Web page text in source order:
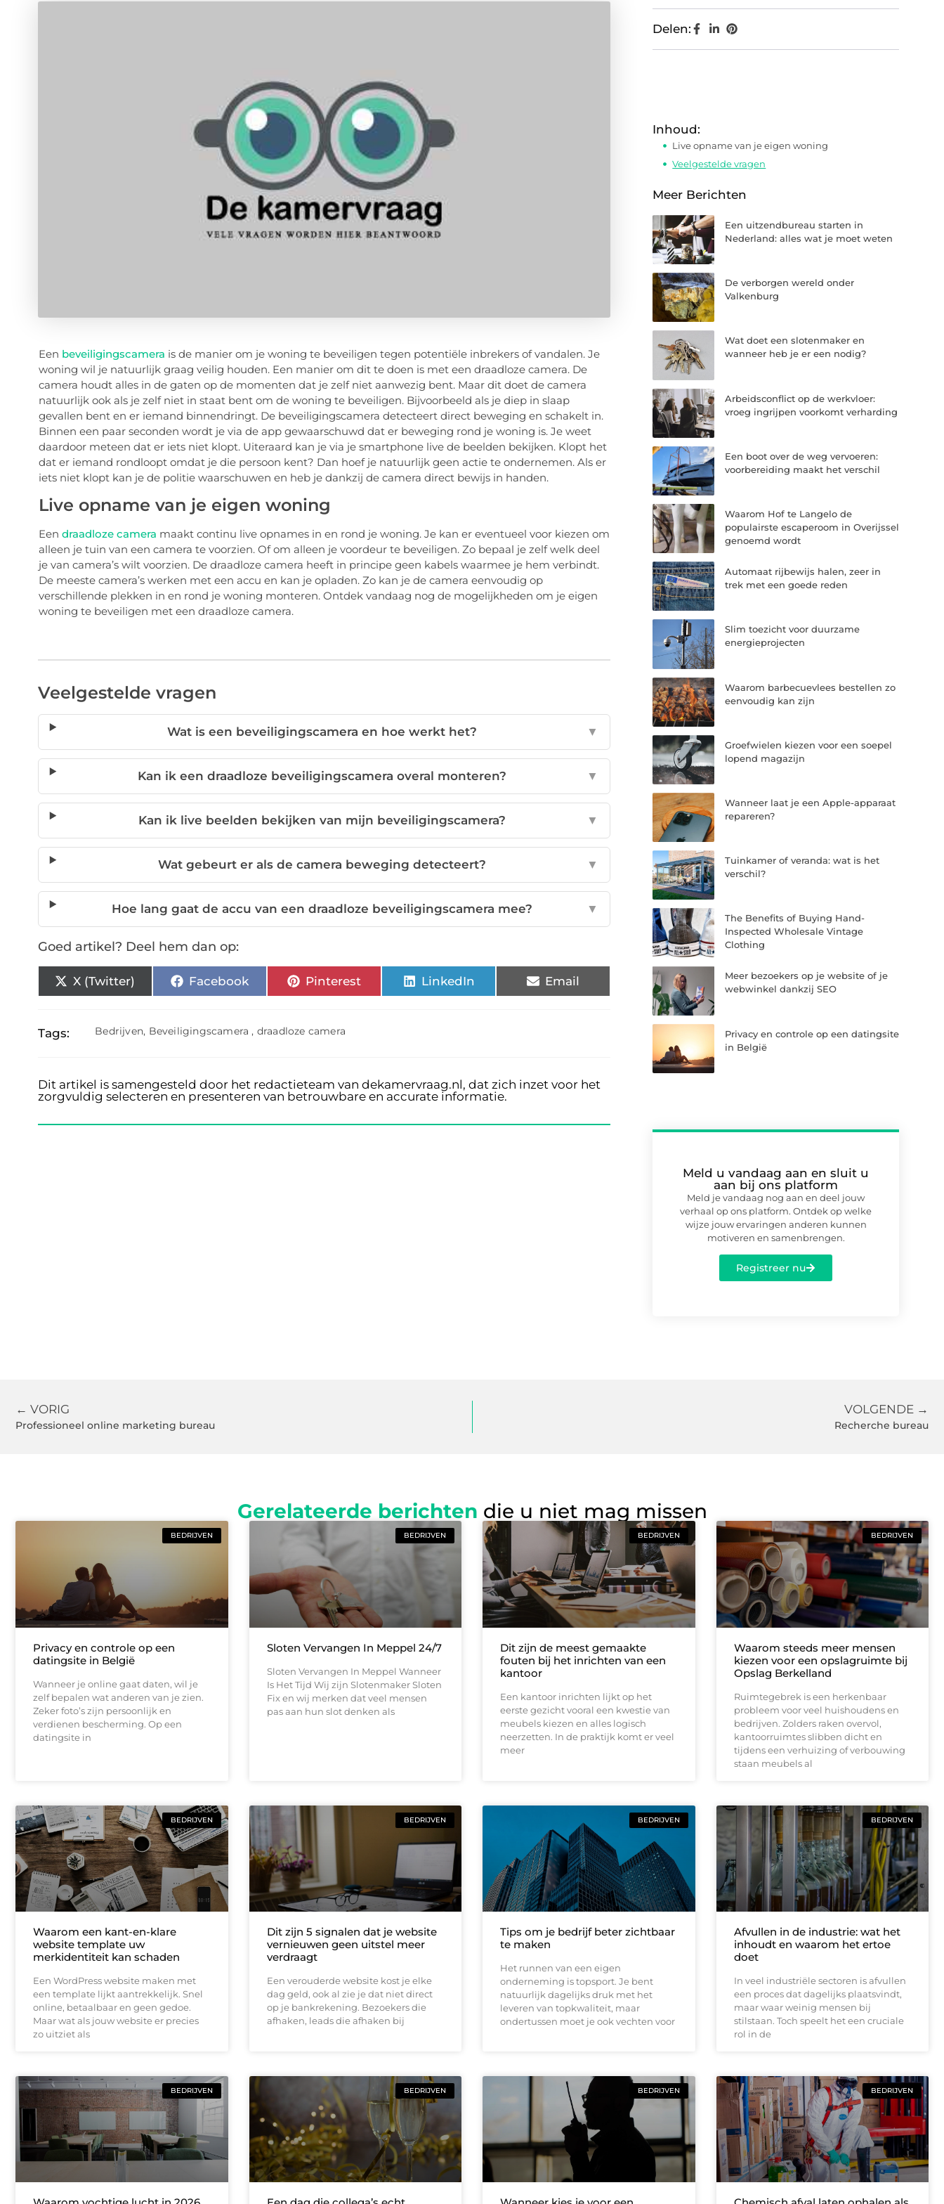
Een beveiligingscamera is de manier om je woning te beveiligen tegen potentiële inbrekers of vandalen. Je
woning wil je natuurlijk graag veilig houden. Een manier om dit te doen is met een draadloze camera. De
camera houdt alles in de gaten op de momenten dat je zelf niet aanwezig bent. Maar dit doet de camera
natuurlijk ook als je zelf niet in staat bent om de woning te beveiligen. Bijvoorbeeld als je diep in slaap
gevallen bent en er iemand binnendringt. De beveiligingscamera detecteert direct beweging en schakelt in.
Binnen een paar seconden wordt je via de app gewaarschuwd dat er beweging rond je woning is. Je weet
daardoor meteen dat er iets niet klopt. Uiteraard kan je via je smartphone live de beelden bekijken. Klopt het
dat er iemand rondloopt omdat je die persoon kent? Dan hoef je natuurlijk geen actie te ondernemen. Als er
iets niet klopt kan je de politie waarschuwen en heb je dankzij de camera direct bewijs in handen.
Live opname van je eigen woning
Een draadloze camera maakt continu live opnames in en rond je woning. Je kan er eventueel voor kiezen om
alleen je tuin van een camera te voorzien. Of om alleen je voordeur te beveiligen. Zo bepaal je zelf welk deel
je van camera’s wilt voorzien. De draadloze camera heeft in principe geen kabels waarmee je hem verbindt.
De meeste camera’s werken met een accu en kan je opladen. Zo kan je de camera eenvoudig op
verschillende plekken in en rond je woning monteren. Ontdek vandaag nog de mogelijkheden om je eigen
woning te beveiligen met een draadloze camera.
Veelgestelde vragen
Wat is een beveiligingscamera en hoe werkt het? ▼
Kan ik een draadloze beveiligingscamera overal monteren? ▼
Kan ik live beelden bekijken van mijn beveiligingscamera? ▼
Wat gebeurt er als de camera beweging detecteert? ▼
Hoe lang gaat de accu van een draadloze beveiligingscamera mee? ▼
Goed artikel? Deel hem dan op:
X (Twitter) Facebook Pinterest LinkedIn Email
Tags: Bedrijven, Beveiligingscamera , draadloze camera
Dit artikel is samengesteld door het redactieteam van dekamervraag.nl, dat zich inzet voor het
zorgvuldig selecteren en presenteren van betrouwbare en accurate informatie.
Delen:
Inhoud:
Live opname van je eigen woning
Veelgestelde vragen
Meer Berichten
Een uitzendbureau starten in
Nederland: alles wat je moet weten
De verborgen wereld onder
Valkenburg
Wat doet een slotenmaker en
wanneer heb je er een nodig?
Arbeidsconflict op de werkvloer:
vroeg ingrijpen voorkomt verharding
Een boot over de weg vervoeren:
voorbereiding maakt het verschil
Waarom Hof te Langelo de
populairste escaperoom in Overijssel
genoemd wordt
Automaat rijbewijs halen, zeer in
trek met een goede reden
Slim toezicht voor duurzame
energieprojecten
Waarom barbecuevlees bestellen zo
eenvoudig kan zijn
Groefwielen kiezen voor een soepel
lopend magazijn
Wanneer laat je een Apple-apparaat
repareren?
Tuinkamer of veranda: wat is het
verschil?
The Benefits of Buying Hand-
Inspected Wholesale Vintage
Clothing
Meer bezoekers op je website of je
webwinkel dankzij SEO
Privacy en controle op een datingsite
in België
Meld u vandaag aan en sluit u
aan bij ons platform
Meld je vandaag nog aan en deel jouw
verhaal op ons platform. Ontdek op welke
wijze jouw ervaringen anderen kunnen
motiveren en samenbrengen.
Registreer nu
← VORIG
Professioneel online marketing bureau
VOLGENDE →
Recherche bureau
Gerelateerde berichten die u niet mag missen
BEDRIJVEN
Privacy en controle op een
datingsite in België
Wanneer je online gaat daten, wil je
zelf bepalen wat anderen van je zien.
Zeker foto’s zijn persoonlijk en
verdienen bescherming. Op een
datingsite in
BEDRIJVEN
Sloten Vervangen In Meppel 24/7
Sloten Vervangen In Meppel Wanneer
Is Het Tijd Wij zijn Slotenmaker Sloten
Fix en wij merken dat veel mensen
pas aan hun slot denken als
BEDRIJVEN
Dit zijn de meest gemaakte
fouten bij het inrichten van een
kantoor
Een kantoor inrichten lijkt op het
eerste gezicht vooral een kwestie van
meubels kiezen en alles logisch
neerzetten. In de praktijk komt er veel
meer
BEDRIJVEN
Waarom steeds meer mensen
kiezen voor een opslagruimte bij
Opslag Berkelland
Ruimtegebrek is een herkenbaar
probleem voor veel huishoudens en
bedrijven. Zolders raken overvol,
kantoorruimtes slibben dicht en
tijdens een verhuizing of verbouwing
staan meubels al
BEDRIJVEN
Waarom een kant-en-klare
website template uw
merkidentiteit kan schaden
Een WordPress website maken met
een template lijkt aantrekkelijk. Snel
online, betaalbaar en geen gedoe.
Maar wat als jouw website er precies
zo uitziet als
BEDRIJVEN
Dit zijn 5 signalen dat je website
vernieuwen geen uitstel meer
verdraagt
Een verouderde website kost je elke
dag geld, ook al zie je dat niet direct
op je bankrekening. Bezoekers die
afhaken, leads die afhaken bij
BEDRIJVEN
Tips om je bedrijf beter zichtbaar
te maken
Het runnen van een eigen
onderneming is topsport. Je bent
natuurlijk dagelijks druk met het
leveren van topkwaliteit, maar
ondertussen moet je ook vechten voor
BEDRIJVEN
Afvullen in de industrie: wat het
inhoudt en waarom het ertoe
doet
In veel industriële sectoren is afvullen
een proces dat dagelijks plaatsvindt,
maar waar weinig mensen bij
stilstaan. Toch speelt het een cruciale
rol in de
BEDRIJVEN BEDRIJVEN BEDRIJVEN BEDRIJVEN